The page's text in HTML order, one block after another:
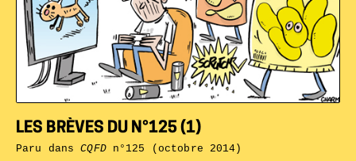
LES BRÈVES DU N°125 (1)
Paru dansCQFDn°125 (octobre 2014)